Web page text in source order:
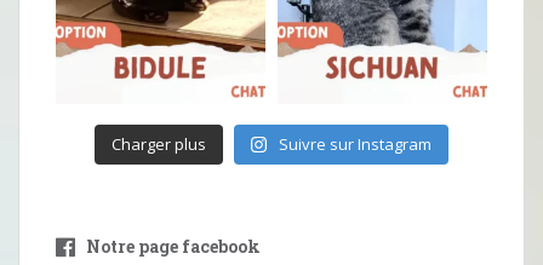
Charger plus Suivre sur Instagram
Notre page facebook